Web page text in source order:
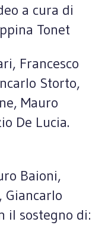
a cura di
Tonet
Francesco
Storto,
Mauro
De Lucia.
Baioni,
Giancarlo
il sostegno di: